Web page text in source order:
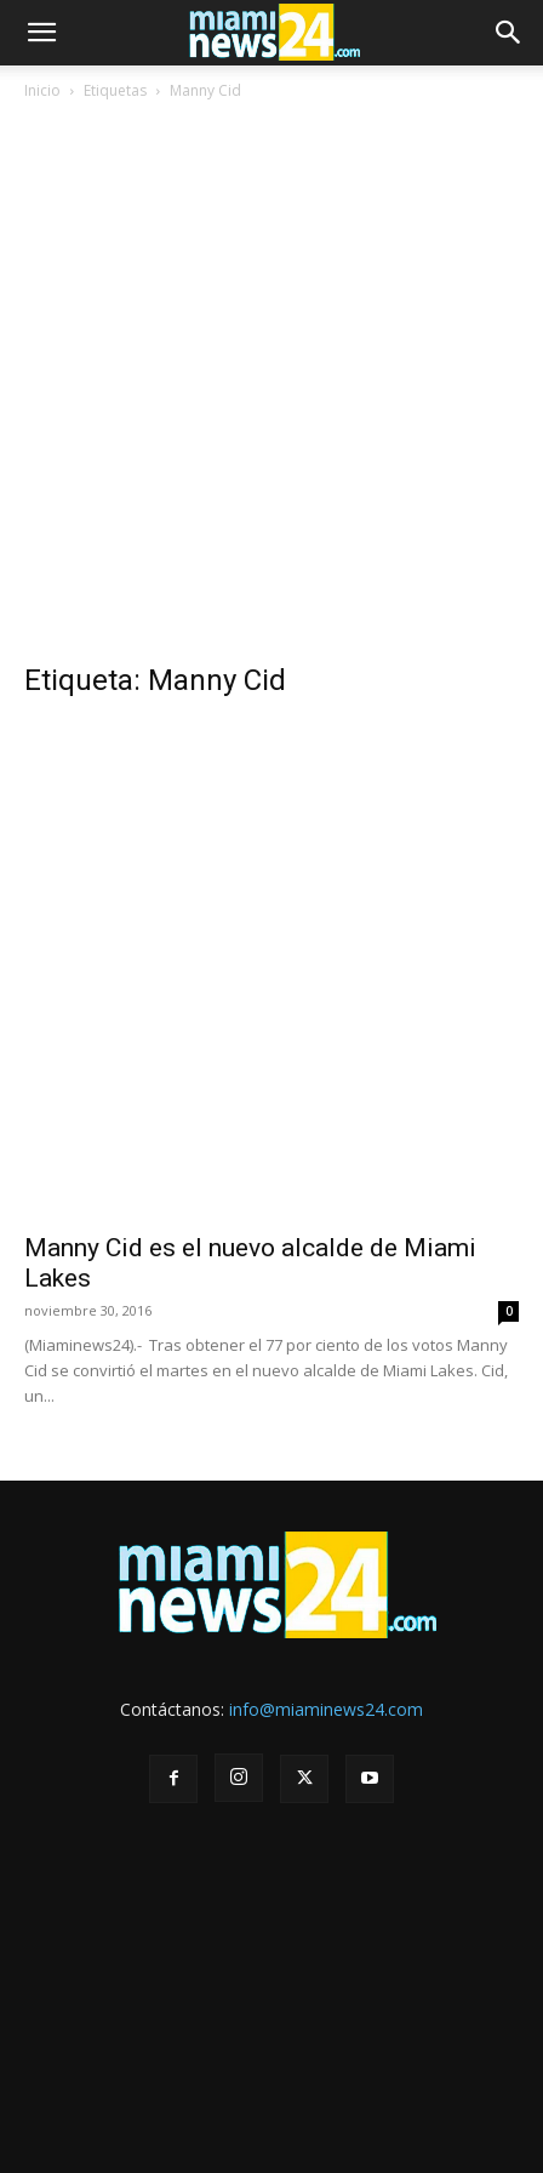
Inicio Etiquetas Manny Cid
Etiqueta: Manny Cid
Manny Cid es el nuevo alcalde de Miami
Lakes
noviembre 30, 2016 0
(Miaminews24).- Tras obtener el 77 por ciento de los votos Manny
Cid se convirtió el martes en el nuevo alcalde de Miami Lakes. Cid,
un...
Contáctanos: info@miaminews24.com